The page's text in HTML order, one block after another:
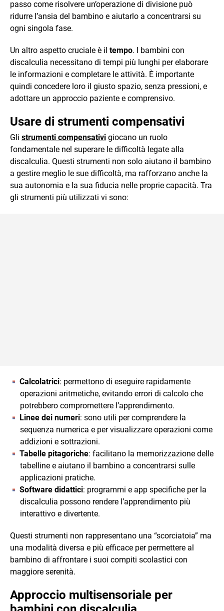
passo come risolvere un’operazione di divisione può
ridurre l’ansia del bambino e aiutarlo a concentrarsi su
ogni singola fase.
Un altro aspetto cruciale è il tempo. I bambini con
discalculia necessitano di tempi più lunghi per elaborare
le informazioni e completare le attività. È importante
quindi concedere loro il giusto spazio, senza pressioni, e
adottare un approccio paziente e comprensivo.
Usare di strumenti compensativi
Gli strumenti compensativi giocano un ruolo
fondamentale nel superare le difficoltà legate alla
discalculia. Questi strumenti non solo aiutano il bambino
a gestire meglio le sue difficoltà, ma rafforzano anche la
sua autonomia e la sua fiducia nelle proprie capacità. Tra
gli strumenti più utilizzati vi sono:
Calcolatrici: permettono di eseguire rapidamente
operazioni aritmetiche, evitando errori di calcolo che
potrebbero compromettere l’apprendimento.
Linee dei numeri: sono utili per comprendere la
sequenza numerica e per visualizzare operazioni come
addizioni e sottrazioni.
Tabelle pitagoriche: facilitano la memorizzazione delle
tabelline e aiutano il bambino a concentrarsi sulle
applicazioni pratiche.
Software didattici: programmi e app specifiche per la
discalculia possono rendere l’apprendimento più
interattivo e divertente.
Questi strumenti non rappresentano una “scorciatoia” ma
una modalità diversa e più efficace per permettere al
bambino di affrontare i suoi compiti scolastici con
maggiore serenità.
Approccio multisensoriale per